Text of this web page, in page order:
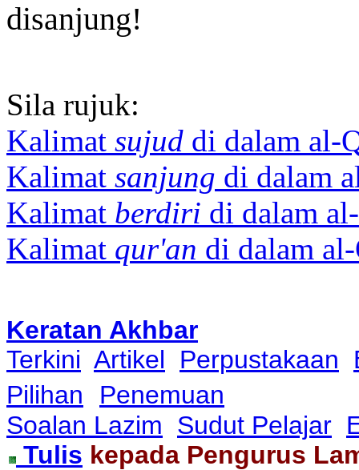
disanjung!
Sila rujuk:
Kalimat sujud di dalam al-
Kalimat sanjung di dalam
Kalimat berdiri di dalam
Kalimat qur'an di dalam
Keratan Akhbar
Terkini Artikel Perpustakaan
Pilihan
Penemuan
Soalan Lazim Sudut Pelajar
Tulis kepada Pengurus